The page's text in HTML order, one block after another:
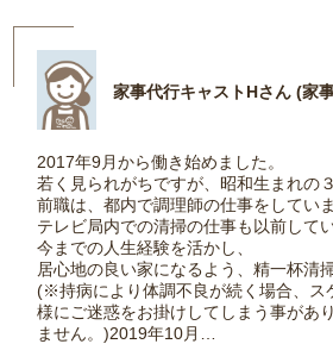
家事代行キャストHさん (家
2017年9月から働き始めました。
若く見られがちですが、昭和生まれの
前職は、都内で調理師の仕事をしてい
テレビ局内での清掃の仕事も以前して
今までの人生経験を活かし、
居心地の良い家になるよう、精一杯清
(※持病により体調不良が続く場合、ス
様にご迷惑をお掛けしてしまう事があ
ません。)2019年10月…